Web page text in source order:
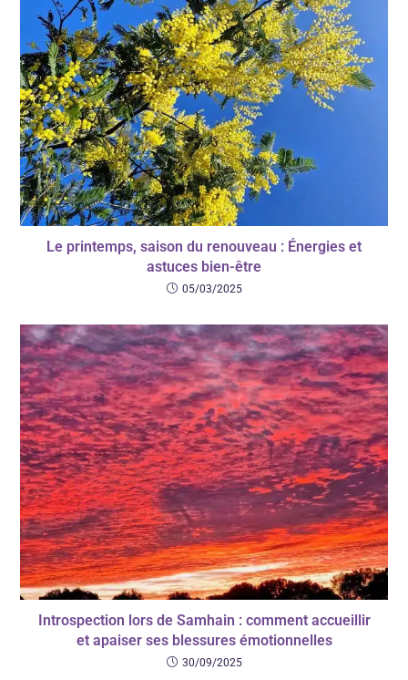
Le printemps, saison du renouveau : Énergies et
astuces bien-être
05/03/2025
Introspection lors de Samhain : comment accueillir
et apaiser ses blessures émotionnelles
30/09/2025